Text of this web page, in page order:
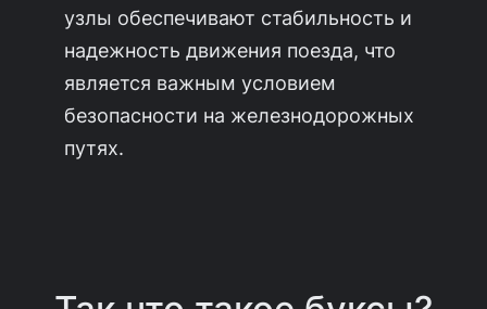
узлы обеспечивают стабильность и
надежность движения поезда, что
является важным условием
безопасности на железнодорожных
путях.